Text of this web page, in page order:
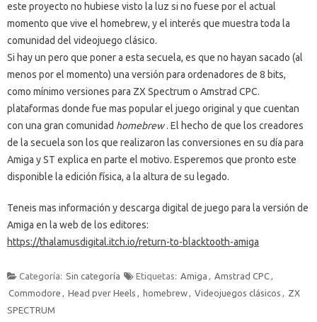
este proyecto no hubiese visto la luz si no fuese por el actual
momento que vive el homebrew, y el interés que muestra toda la
comunidad del videojuego clásico.
Si hay un pero que poner a esta secuela, es que no hayan sacado (al
menos por el momento) una versión para ordenadores de 8 bits,
como mínimo versiones para ZX Spectrum o Amstrad CPC.
plataformas donde fue mas popular el juego original y que cuentan
con una gran comunidad homebrew. El hecho de que los creadores
de la secuela son los que realizaron las conversiones en su día para
Amiga y ST explica en parte el motivo. Esperemos que pronto este
disponible la edición física, a la altura de su legado.
Teneis mas información y descarga digital de juego para la versión de
Amiga en la web de los editores:
https://thalamusdigital.itch.io/return-to-blacktooth-amiga
Categoría: Sin categoría Etiquetas: Amiga , Amstrad CPC,
Commodore , Head pver Heels , homebrew, Videojuegos clásicos , ZX
SPECTRUM